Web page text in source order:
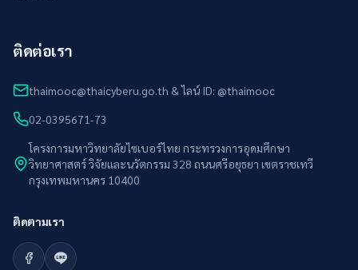
ติดต่อเรา
thaimooc@thaicyberu.go.th & ไลน์ ID: @thaimooc
02-0395671-73
โครงการมหาวิทยาลัยไซเบอร์ไทย กระทรวงการอุดมศึกษา
วิทยาศาสตร์ วิจัยและนวัตกรรม 328 ถนนศรีอยุธยา เขตราชเทวี
กรุงเทพมหานคร 10400
ติดตามเรา